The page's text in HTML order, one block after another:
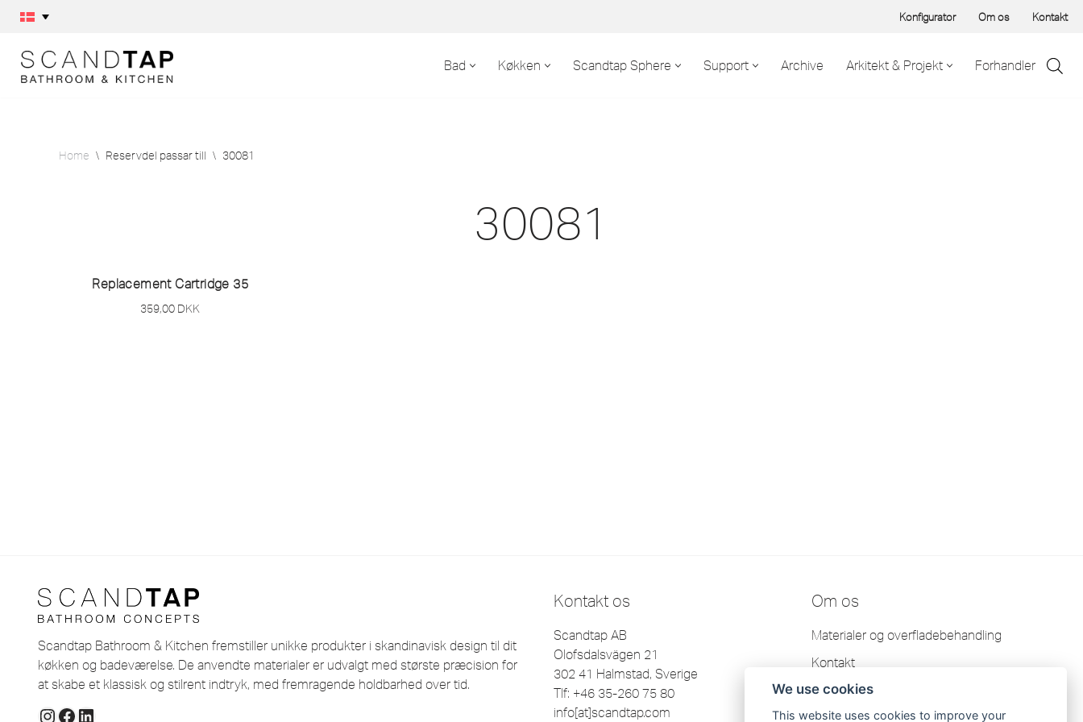
to
content
Konfigurator Om os Kontakt
Bad Køkken Scandtap Sphere Support Archive Arkitekt & Projekt Forhandler
Home \ Reservdel passar till \ 30081
30081
Replacement Cartridge 35
359,00 DKK
Scandtap Bathroom & Kitchen fremstiller unikke produkter i skandinavisk design til dit
køkken og badeværelse. De anvendte materialer er udvalgt med største præcision for
at skabe et klassisk og stilrent indtryk, med fremragende holdbarhed over tid.
Kontakt os
Scandtap AB
Olofsdalsvägen 21
302 41 Halmstad, Sverige
Tlf: +46 35-260 75 80
info[at]scandtap.com
Om os
Materialer og overfladebehandling
Kontakt
Garanti
Scandtap AB Fortrolighedspolitik
We use cookies
This website uses cookies to improve your